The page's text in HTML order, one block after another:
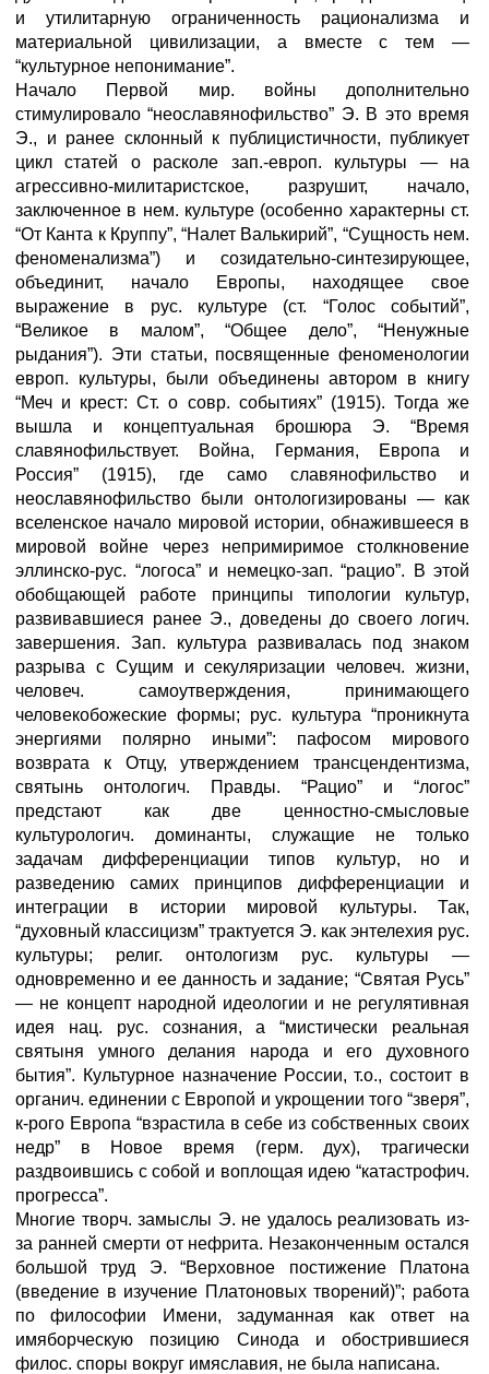
и утилитарную ограниченность рационализма и
материальной цивилизации, а вместе с тем —
“культурное непонимание”.
Начало Первой мир. войны дополнительно
стимулировало “неославянофильство” Э. В это время
Э., и ранее склонный к публицистичности, публикует
цикл статей о расколе зап.-европ. культуры — на
агрессивно-милитаристское, разрушит, начало,
заключенное в нем. культуре (особенно характерны ст.
“От Канта к Круппу”, “Налет Валькирий”, “Сущность нем.
феноменализма”) и созидательно-синтезирующее,
объединит, начало Европы, находящее свое
выражение в рус. культуре (ст. “Голос событий”,
“Великое в малом”, “Общее дело”, “Ненужные
рыдания”). Эти статьи, посвященные феноменологии
европ. культуры, были объединены автором в книгу
“Меч и крест: Ст. о совр. событиях” (1915). Тогда же
вышла и концептуальная брошюра Э. “Время
славянофильствует. Война, Германия, Европа и
Россия” (1915), где само славянофильство и
неославянофильство были онтологизированы — как
вселенское начало мировой истории, обнажившееся в
мировой войне через непримиримое столкновение
эллинско-рус. “логоса” и немецко-зап. “рацио”. В этой
обобщающей работе принципы типологии культур,
развивавшиеся ранее Э., доведены до своего логич.
завершения. Зап. культура развивалась под знаком
разрыва с Сущим и секуляризации человеч. жизни,
человеч. самоутверждения, принимающего
человекобожеские формы; рус. культура “проникнута
энергиями полярно иными”: пафосом мирового
возврата к Отцу, утверждением трансцендентизма,
святынь онтологич. Правды. “Рацио” и “логос”
предстают как две ценностно-смысловые
культурологич. доминанты, служащие не только
задачам дифференциации типов культур, но и
разведению самих принципов дифференциации и
интеграции в истории мировой культуры. Так,
“духовный классицизм” трактуется Э. как энтелехия рус.
культуры; религ. онтологизм рус. культуры —
одновременно и ее данность и задание; “Святая Русь”
— не концепт народной идеологии и не регулятивная
идея нац. рус. сознания, а “мистически реальная
святыня умного делания народа и его духовного
бытия”. Культурное назначение России, т.о., состоит в
органич. единении с Европой и укрощении того “зверя”,
к-рого Европа “взрастила в себе из собственных своих
недр” в Новое время (герм. дух), трагически
раздвоившись с собой и воплощая идею “катастрофич.
прогресса”.
Многие творч. замыслы Э. не удалось реализовать из-
за ранней смерти от нефрита. Незаконченным остался
большой труд Э. “Верховное постижение Платона
(введение в изучение Платоновых творений)”; работа
по философии Имени, задуманная как ответ на
имяборческую позицию Синода и обострившиеся
филос. споры вокруг имяславия, не была написана.